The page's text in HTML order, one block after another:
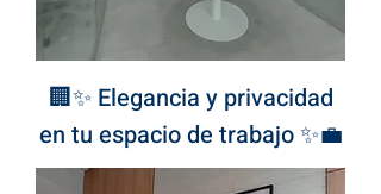
🏢✨ Elegancia y privacidad
en tu espacio de trabajo ✨💼